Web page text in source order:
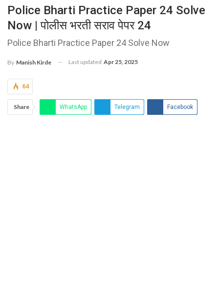
Police Bharti Practice Paper 24 Solve
Now | पोलीस भरती सराव पेपर 24
Police Bharti Practice Paper 24 Solve Now
By Manish Kirde Last updated Apr 25, 2025
64
Share WhatsApp Telegram Facebook